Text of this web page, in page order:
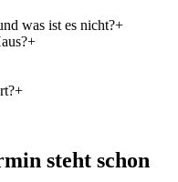
was ist es nicht?+
+
+
steht schon